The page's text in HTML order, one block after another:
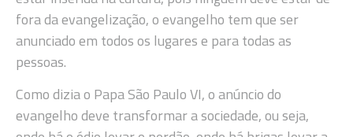
fora da evangelização, o evangelho tem que ser
anunciado em todos os lugares e para todas as
pessoas.
Como dizia o Papa São Paulo VI, o anúncio do
evangelho deve transformar a sociedade, ou seja,